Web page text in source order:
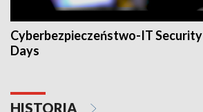
Cyberbezpieczeństwo-IT Security
Days
HISTORIA